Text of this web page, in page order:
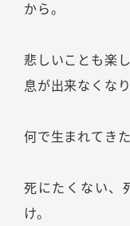
から。
悲しいことも楽
息が出来なくなり
何で生まれてき
死にたくない、
け。